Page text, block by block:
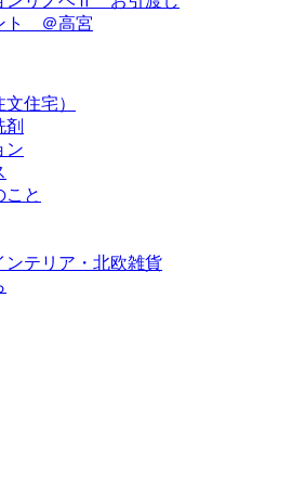
ト ＠高宮
住宅）
剤
ン
こと
ンテリア・北欧雑貨